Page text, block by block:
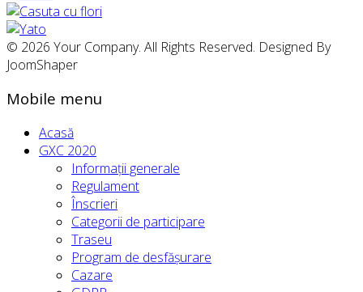
© 2026 Your Company. All Rights Reserved. Designed By
JoomShaper
Mobile menu
Acasă
GXC 2020
Informații generale
Regulament
Înscrieri
Categorii de participare
Traseu
Program de desfășurare
Cazare